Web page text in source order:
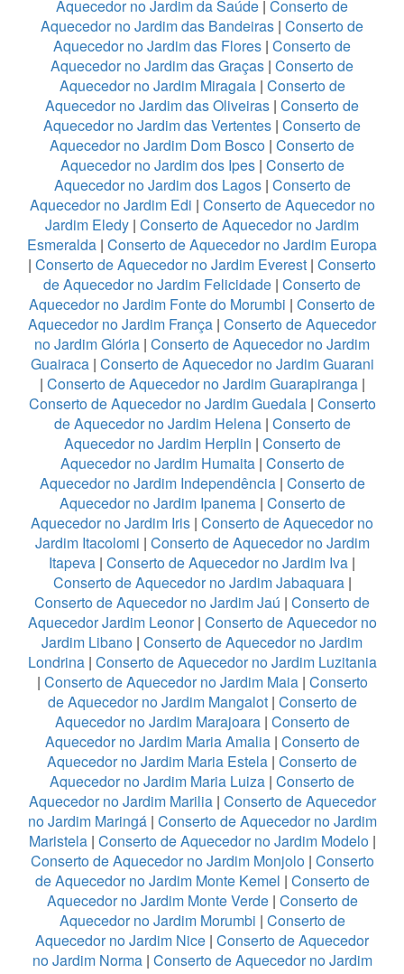
Aquecedor no Jardim da Saúde | Conserto de
Aquecedor no Jardim das Bandeiras | Conserto de
Aquecedor no Jardim das Flores | Conserto de
Aquecedor no Jardim das Graças | Conserto de
Aquecedor no Jardim Miragaia| Conserto de
Aquecedor no Jardim das Oliveiras | Conserto de
Aquecedor no Jardim das Vertentes | Conserto de
Aquecedor no Jardim Dom Bosco | Conserto de
Aquecedor no Jardim dos Ipes| Conserto de
Aquecedor no Jardim dos Lagos| Conserto de
Aquecedor no Jardim Edi | Conserto de Aquecedor no
Jardim Eledy | Conserto de Aquecedor no Jardim
Esmeralda | Conserto de Aquecedor no Jardim Europa
| Conserto de Aquecedor no Jardim Everest | Conserto
de Aquecedor no Jardim Felicidade | Conserto de
Aquecedor no Jardim Fonte do Morumbi | Conserto de
Aquecedor no Jardim França | Conserto de Aquecedor
no Jardim Glória | Conserto de Aquecedor no Jardim
Guairaca| Conserto de Aquecedor no Jardim Guarani
| Conserto de Aquecedor no Jardim Guarapiranga|
Conserto de Aquecedor no Jardim Guedala| Conserto
de Aquecedor no Jardim Helena| Conserto de
Aquecedor no Jardim Herplin | Conserto de
Aquecedor no Jardim Humaita| Conserto de
Aquecedor no Jardim Independência| Conserto de
Aquecedor no Jardim Ipanema| Conserto de
Aquecedor no Jardim Iris | Conserto de Aquecedor no
Jardim Itacolomi | Conserto de Aquecedor no Jardim
Itapeva | Conserto de Aquecedor no Jardim Iva |
Conserto de Aquecedor no Jardim Jabaquara|
Conserto de Aquecedor no Jardim Jaú | Conserto de
Aquecedor Jardim Leonor| Conserto de Aquecedor no
Jardim Libano | Conserto de Aquecedor no Jardim
Londrina| Conserto de Aquecedor no Jardim Luzitania
| Conserto de Aquecedor no Jardim Maia| Conserto
de Aquecedor no Jardim Mangalot| Conserto de
Aquecedor no Jardim Marajoara| Conserto de
Aquecedor no Jardim Maria Amalia| Conserto de
Aquecedor no Jardim Maria Estela | Conserto de
Aquecedor no Jardim Maria Luiza | Conserto de
Aquecedor no Jardim Marilia| Conserto de Aquecedor
no Jardim Maringá| Conserto de Aquecedor no Jardim
Maristela| Conserto de Aquecedor no Jardim Modelo|
Conserto de Aquecedor no Jardim Monjolo| Conserto
de Aquecedor no Jardim Monte Kemel | Conserto de
Aquecedor no Jardim Monte Verde| Conserto de
Aquecedor no Jardim Morumbi | Conserto de
Aquecedor no Jardim Nice | Conserto de Aquecedor
no Jardim Norma| Conserto de Aquecedor no Jardim